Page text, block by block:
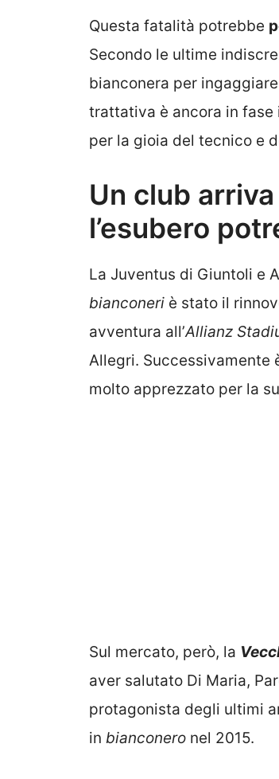
Questa fatalità potrebbe
Secondo le ultime
bianconera per
trattativa è ancora in fase
per la gioia del tecnico e
Un club
l’esubero
La Juventus di Giuntoli e
bianconeri è stato il
avventura all’Allianz
Allegri. Successivamente
molto apprezzato per la
Sul mercato, però, la
aver salutato Di Maria,
protagonista degli ultimi
in bianconero nel 2015.